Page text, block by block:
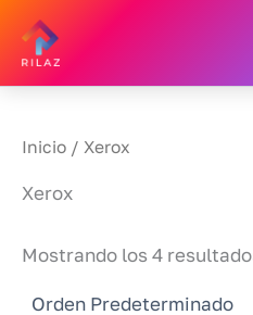
Inicio / Xerox
Xerox
Mostrando los 4